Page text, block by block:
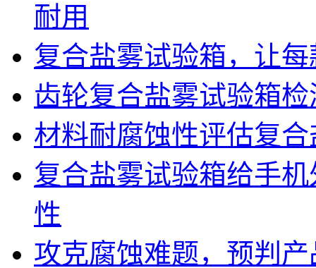
耐用
复合盐雾试验箱，让
齿轮复合盐雾试验箱
材料耐腐蚀性评估复
复合盐雾试验箱给手
性
攻克腐蚀难题，预判